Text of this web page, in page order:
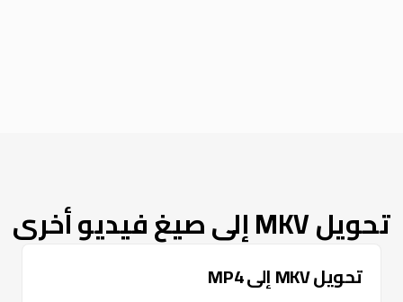
تحويل MKV إلى صيغ فيديو أخرى
تحويل MKV إلى MP4